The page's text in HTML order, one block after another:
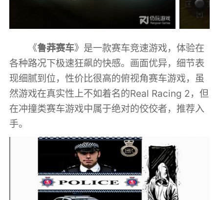
《鲁莽赛车》是一款赛车竞速游戏，体验在
各种路况下极速狂飙的快感。画面优异，细节表
现细腻到位，性价比很高的俯视角赛车游戏，虽
然游戏在真实性上不如着名的Real Racing 2，但
在冲撞类赛车游戏中属于绝对的佼佼者，推荐入
手。